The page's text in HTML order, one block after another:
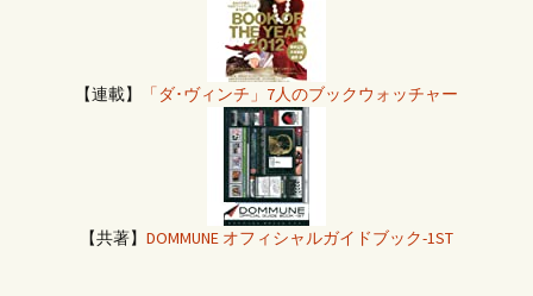
【連載】 「ダ･ヴィンチ」7人のブックウォッチャー
【共著】 DOMMUNE オフィシャルガイドブック-1ST